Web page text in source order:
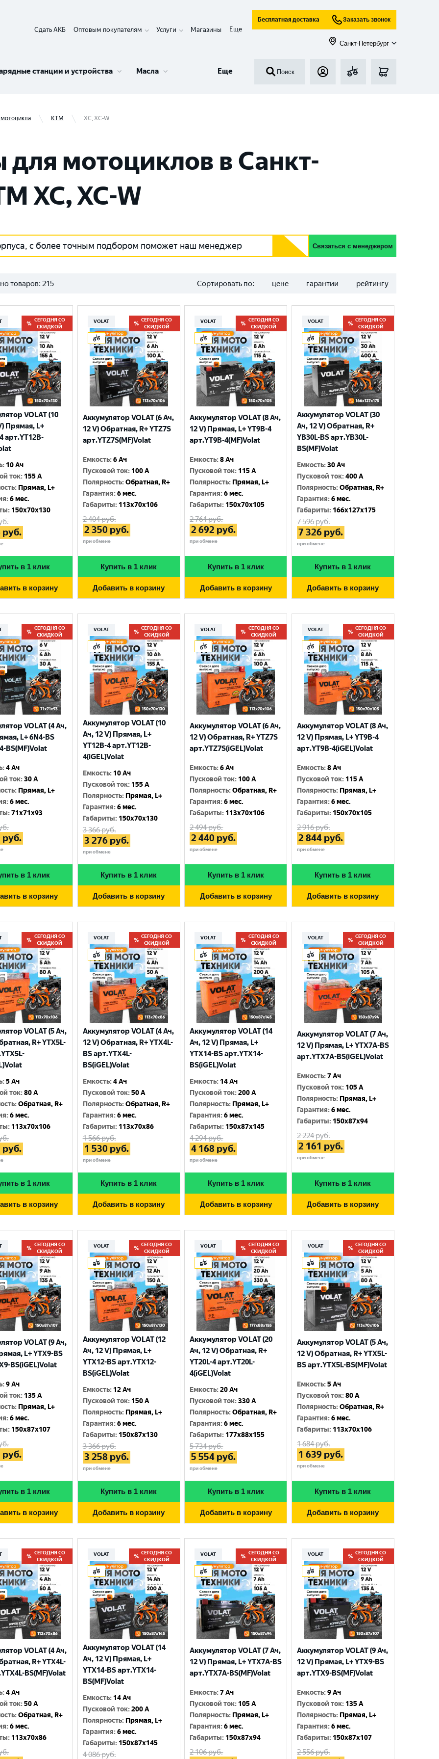
Сдать АКБ Оптовым покупателям Услуги Магазины Еще
Бесплатная доставка Заказать звонок
Санкт-Петербург
станции и устройства Масла Еще Поиск
KTM XC, XC-W
мотоциклов в Санкт-
XC, XC-W
с более точным подбором поможет наш менеджер Связаться с менеджером
товаров: 215 Сортировать по: цене гарантии рейтингу
СЕГОДНЯ СО
СКИДКОЙ
VOLAT (10
Прямая, L+
арт.YT12B-
: 10 Ач
ток: 155 A
: Прямая, L+
:6 мес.
: 150x70x130
руб.
в 1 клик
в корзину
VOLAT
СЕГОДНЯ СО
СКИДКОЙ
Аккумулятор VOLAT (6 Ач,
12 V) Обратная, R+ YTZ7S
арт.YTZ7S(MF)Volat
Емкость:6 Ач
Пусковой ток: 100 A
Полярность:Обратная, R+
Гарантия:6 мес.
Габариты: 113x70x106
2 404руб.
2 350 руб.
при обмене
Купить в 1 клик
Добавить в корзину
VOLAT
СЕГОДНЯ СО
СКИДКОЙ
Аккумулятор VOLAT (8 Ач,
12 V) Прямая, L+ YT9B-4
арт.YT9B-4(MF)Volat
Емкость:8 Ач
Пусковой ток: 115 A
Полярность: Прямая, L+
Гарантия:6 мес.
Габариты: 150x70x105
2 764руб.
2 692 руб.
при обмене
Купить в 1 клик
Добавить в корзину
VOLAT
СЕГОДНЯ СО
СКИДКОЙ
Аккумулятор VOLAT (30
Ач, 12 V) Обратная, R+
YB30L-BS арт.YB30L-
BS(MF)Volat
Емкость:30 Ач
Пусковой ток:400 A
Полярность:Обратная, R+
Гарантия:6 мес.
Габариты: 166x127x175
7 596руб.
7 326руб.
при обмене
Купить в 1 клик
Добавить в корзину
СЕГОДНЯ СО
СКИДКОЙ
VOLAT (4 Ач,
L+ 6N4-BS
BS(MF)Volat
:4 Ач
ток:30 A
: Прямая, L+
:6 мес.
:71x71x93
руб.
в 1 клик
в корзину
VOLAT
СЕГОДНЯ СО
СКИДКОЙ
Аккумулятор VOLAT (10
Ач, 12 V) Прямая, L+
YT12B-4 арт.YT12B-
4(iGEL)Volat
Емкость: 10 Ач
Пусковой ток: 155 A
Полярность: Прямая, L+
Гарантия:6 мес.
Габариты: 150x70x130
3 366руб.
3 276руб.
при обмене
Купить в 1 клик
Добавить в корзину
VOLAT
СЕГОДНЯ СО
СКИДКОЙ
Аккумулятор VOLAT (6 Ач,
12 V) Обратная, R+ YTZ7S
арт.YTZ7S(iGEL)Volat
Емкость:6 Ач
Пусковой ток: 100 A
Полярность:Обратная, R+
Гарантия:6 мес.
Габариты: 113x70x106
2 494руб.
2 440 руб.
при обмене
Купить в 1 клик
Добавить в корзину
VOLAT
СЕГОДНЯ СО
СКИДКОЙ
Аккумулятор VOLAT (8 Ач,
12 V) Прямая, L+ YT9B-4
арт.YT9B-4(iGEL)Volat
Емкость:8 Ач
Пусковой ток: 115 A
Полярность: Прямая, L+
Гарантия:6 мес.
Габариты: 150x70x105
2 916руб.
2 844руб.
при обмене
Купить в 1 клик
Добавить в корзину
СЕГОДНЯ СО
СКИДКОЙ
VOLAT (5 Ач,
R+ YTX5L-
:5 Ач
ток:80 A
:Обратная, R+
:6 мес.
: 113x70x106
руб.
в 1 клик
в корзину
VOLAT
СЕГОДНЯ СО
СКИДКОЙ
Аккумулятор VOLAT (4 Ач,
12 V) Обратная, R+ YTX4L-
BS арт.YTX4L-
BS(iGEL)Volat
Емкость:4 Ач
Пусковой ток:50 A
Полярность:Обратная, R+
Гарантия:6 мес.
Габариты: 113x70x86
1 566руб.
1 530 руб.
при обмене
Купить в 1 клик
Добавить в корзину
VOLAT
СЕГОДНЯ СО
СКИДКОЙ
Аккумулятор VOLAT (14
Ач, 12 V) Прямая, L+
YTX14-BS арт.YTX14-
BS(iGEL)Volat
Емкость: 14 Ач
Пусковой ток:200 A
Полярность: Прямая, L+
Гарантия:6 мес.
Габариты: 150x87x145
4 294руб.
4 168 руб.
при обмене
Купить в 1 клик
Добавить в корзину
VOLAT
СЕГОДНЯ СО
СКИДКОЙ
Аккумулятор VOLAT (7 Ач,
12 V) Прямая, L+ YTX7A-BS
арт.YTX7A-BS(iGEL)Volat
Емкость:7 Ач
Пусковой ток: 105 A
Полярность: Прямая, L+
Гарантия:6 мес.
Габариты: 150x87x94
2 224руб.
2 161 руб.
при обмене
Купить в 1 клик
Добавить в корзину
СЕГОДНЯ СО
СКИДКОЙ
VOLAT (9 Ач,
L+ YTX9-BS
BS(iGEL)Volat
:9 Ач
ток: 135 A
: Прямая, L+
:6 мес.
: 150x87x107
руб.
в 1 клик
в корзину
VOLAT
СЕГОДНЯ СО
СКИДКОЙ
Аккумулятор VOLAT (12
Ач, 12 V) Прямая, L+
YTX12-BS арт.YTX12-
BS(iGEL)Volat
Емкость: 12 Ач
Пусковой ток: 150 A
Полярность: Прямая, L+
Гарантия:6 мес.
Габариты: 150x87x130
3 366руб.
3 258 руб.
при обмене
Купить в 1 клик
Добавить в корзину
VOLAT
СЕГОДНЯ СО
СКИДКОЙ
Аккумулятор VOLAT (20
Ач, 12 V) Обратная, R+
YT20L-4 арт.YT20L-
4(iGEL)Volat
Емкость:20 Ач
Пусковой ток:330 A
Полярность:Обратная, R+
Гарантия:6 мес.
Габариты: 177x88x155
5 734руб.
5 554 руб.
при обмене
Купить в 1 клик
Добавить в корзину
VOLAT
СЕГОДНЯ СО
СКИДКОЙ
Аккумулятор VOLAT (5 Ач,
12 V) Обратная, R+ YTX5L-
BS арт.YTX5L-BS(MF)Volat
Емкость:5 Ач
Пусковой ток:80 A
Полярность:Обратная, R+
Гарантия:6 мес.
Габариты: 113x70x106
1 684руб.
1 639 руб.
при обмене
Купить в 1 клик
Добавить в корзину
СЕГОДНЯ СО
СКИДКОЙ
VOLAT (4 Ач,
R+ YTX4L-
BS(MF)Volat
:4 Ач
ток:50 A
:Обратная, R+
:6 мес.
: 113x70x86
VOLAT
СЕГОДНЯ СО
СКИДКОЙ
Аккумулятор VOLAT (14
Ач, 12 V) Прямая, L+
YTX14-BS арт.YTX14-
BS(MF)Volat
Емкость: 14 Ач
Пусковой ток:200 A
Полярность: Прямая, L+
Гарантия:6 мес.
Габариты: 150x87x145
4 086руб.
VOLAT
СЕГОДНЯ СО
СКИДКОЙ
Аккумулятор VOLAT (7 Ач,
12 V) Прямая, L+ YTX7A-BS
арт.YTX7A-BS(MF)Volat
Емкость:7 Ач
Пусковой ток: 105 A
Полярность: Прямая, L+
Гарантия:6 мес.
Габариты: 150x87x94
2 106руб.
VOLAT
СЕГОДНЯ СО
СКИДКОЙ
Аккумулятор VOLAT (9 Ач,
12 V) Прямая, L+ YTX9-BS
арт.YTX9-BS(MF)Volat
Емкость:9 Ач
Пусковой ток: 135 A
Полярность: Прямая, L+
Гарантия:6 мес.
Габариты: 150x87x107
2 556руб.
Выберите ваш город
Великий Новгород
Москва
Санкт-Петербург
Смоленск